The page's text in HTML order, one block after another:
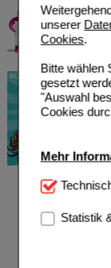
unserer
Cookies.
Bitte wählen
gesetzt
"Auswahl
Cookies
Mehr
Technisch
Website
werden kann.
Statistik